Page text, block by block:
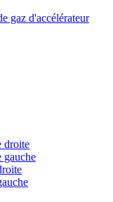
gaz d'accélérateur
droite
gauche